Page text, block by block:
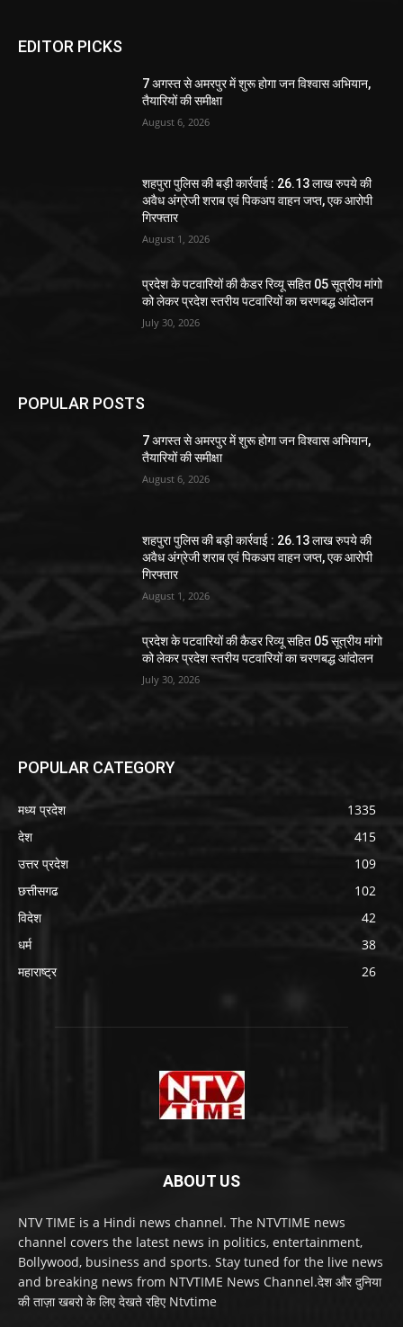
EDITOR PICKS
7 अगस्त से अमरपुर में शुरू होगा जन विश्वास अभियान,
तैयारियों की समीक्षा
August 6, 2026
शहपुरा पुलिस की बड़ी कार्रवाई : 26.13 लाख रुपये की
अवैध अंग्रेजी शराब एवं पिकअप वाहन जप्त, एक आरोपी
गिरफ्तार
August 1, 2026
प्रदेश के पटवारियों की कैडर रिव्यू सहित 05 सूत्रीय मांगो
को लेकर प्रदेश स्तरीय पटवारियों का चरणबद्ध आंदोलन
July 30, 2026
POPULAR POSTS
7 अगस्त से अमरपुर में शुरू होगा जन विश्वास अभियान,
तैयारियों की समीक्षा
August 6, 2026
शहपुरा पुलिस की बड़ी कार्रवाई : 26.13 लाख रुपये की
अवैध अंग्रेजी शराब एवं पिकअप वाहन जप्त, एक आरोपी
गिरफ्तार
August 1, 2026
प्रदेश के पटवारियों की कैडर रिव्यू सहित 05 सूत्रीय मांगो
को लेकर प्रदेश स्तरीय पटवारियों का चरणबद्ध आंदोलन
July 30, 2026
POPULAR CATEGORY
मध्य प्रदेश
1335
देश
415
उत्तर प्रदेश
109
छत्तीसगढ
102
विदेश
42
धर्म
38
महाराष्ट्र
26
ABOUT US
NTV TIME is a Hindi news channel. The NTVTIME news
channel covers the latest news in politics, entertainment,
Bollywood, business and sports. Stay tuned for the live news
and breaking news from NTVTIME News Channel.देश और दुनिया
की ताज़ा खबरो के लिए देखते रहिए Ntvtime